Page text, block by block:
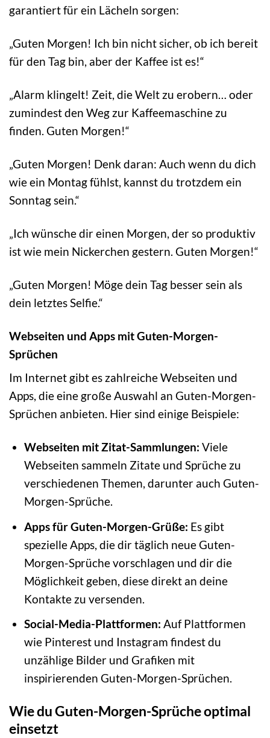
garantiert für ein Lächeln sorgen:
„Guten Morgen! Ich bin nicht sicher, ob ich bereit
für den Tag bin, aber der Kaffee ist es!“
„Alarm klingelt! Zeit, die Welt zu erobern… oder
zumindest den Weg zur Kaffeemaschine zu
finden. Guten Morgen!“
„Guten Morgen! Denk daran: Auch wenn du dich
wie ein Montag fühlst, kannst du trotzdem ein
Sonntag sein.“
„Ich wünsche dir einen Morgen, der so produktiv
ist wie mein Nickerchen gestern. Guten Morgen!“
„Guten Morgen! Möge dein Tag besser sein als
dein letztes Selfie.“
Webseiten und Apps mit Guten-Morgen-
Sprüchen
Im Internet gibt es zahlreiche Webseiten und
Apps, die eine große Auswahl an Guten-Morgen-
Sprüchen anbieten. Hier sind einige Beispiele:
Webseiten mit Zitat-Sammlungen: Viele
Webseiten sammeln Zitate und Sprüche zu
verschiedenen Themen, darunter auch Guten-
Morgen-Sprüche.
Apps für Guten-Morgen-Grüße: Es gibt
spezielle Apps, die dir täglich neue Guten-
Morgen-Sprüche vorschlagen und dir die
Möglichkeit geben, diese direkt an deine
Kontakte zu versenden.
Social-Media-Plattformen: Auf Plattformen
wie Pinterest und Instagram findest du
unzählige Bilder und Grafiken mit
inspirierenden Guten-Morgen-Sprüchen.
Wie du Guten-Morgen-Sprüche optimal
einsetzt